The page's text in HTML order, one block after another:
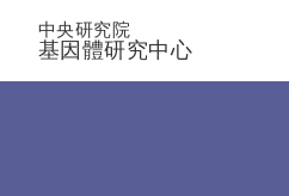
中央研究院
基因體研究中心